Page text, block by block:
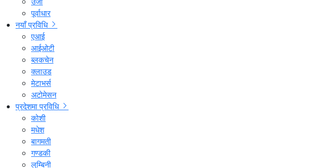
पूर्वाधार
नयाँ प्रविधि
एआई
आईओटी
ब्लकचेन
क्लाउड
मेटाभर्स
अटोमेसन
प्रदेशमा प्रविधि
कोशी
मधेश
बागमती
गण्डकी
लुम्बिनी